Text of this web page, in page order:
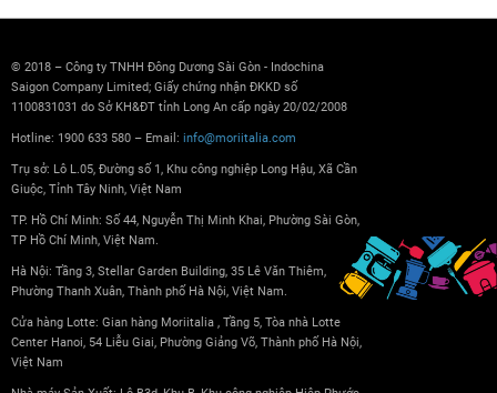
© 2018 – Công ty TNHH Đông Dương Sài Gòn - Indochina
Saigon Company Limited; Giấy chứng nhận ĐKKD số
1100831031 do Sở KH&ĐT tỉnh Long An cấp ngày 20/02/2008
Hotline: 1900 633 580 – Email: info@moriitalia.com
Trụ sở: Lô L.05, Đường số 1, Khu công nghiệp Long Hậu, Xã Cần
Giuộc, Tỉnh Tây Ninh, Việt Nam
TP. Hồ Chí Minh: Số 44, Nguyễn Thị Minh Khai, Phường Sài Gòn,
TP Hồ Chí Minh, Việt Nam.
Hà Nội: Tầng 3, Stellar Garden Building, 35 Lê Văn Thiêm,
Phường Thanh Xuân, Thành phố Hà Nội, Việt Nam.
Cửa hàng Lotte: Gian hàng Moriitalia , Tầng 5, Tòa nhà Lotte
Center Hanoi, 54 Liễu Giai, Phường Giảng Võ, Thành phố Hà Nội,
Việt Nam